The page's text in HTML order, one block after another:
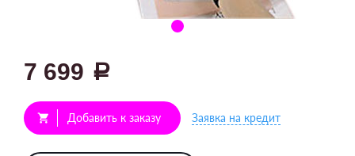
7 699 a
shopping_cart Добавить к заказу Заявка на кредит